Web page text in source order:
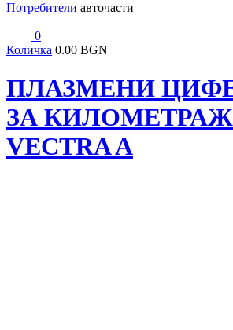
Потребители авточасти
0
Количка 0.00 BGN
ПЛАЗМЕНИ
ЗА КИЛОМЕТРАЖ
VECTRA A